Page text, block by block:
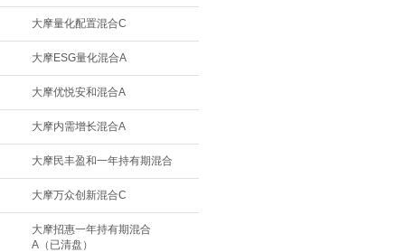
大摩量化配置混合C
大摩ESG量化混合A
大摩优悦安和混合A
大摩内需增长混合A
大摩民丰盈和一年持有期混合
大摩万众创新混合C
大摩招惠一年持有期混合
A（已清盘）